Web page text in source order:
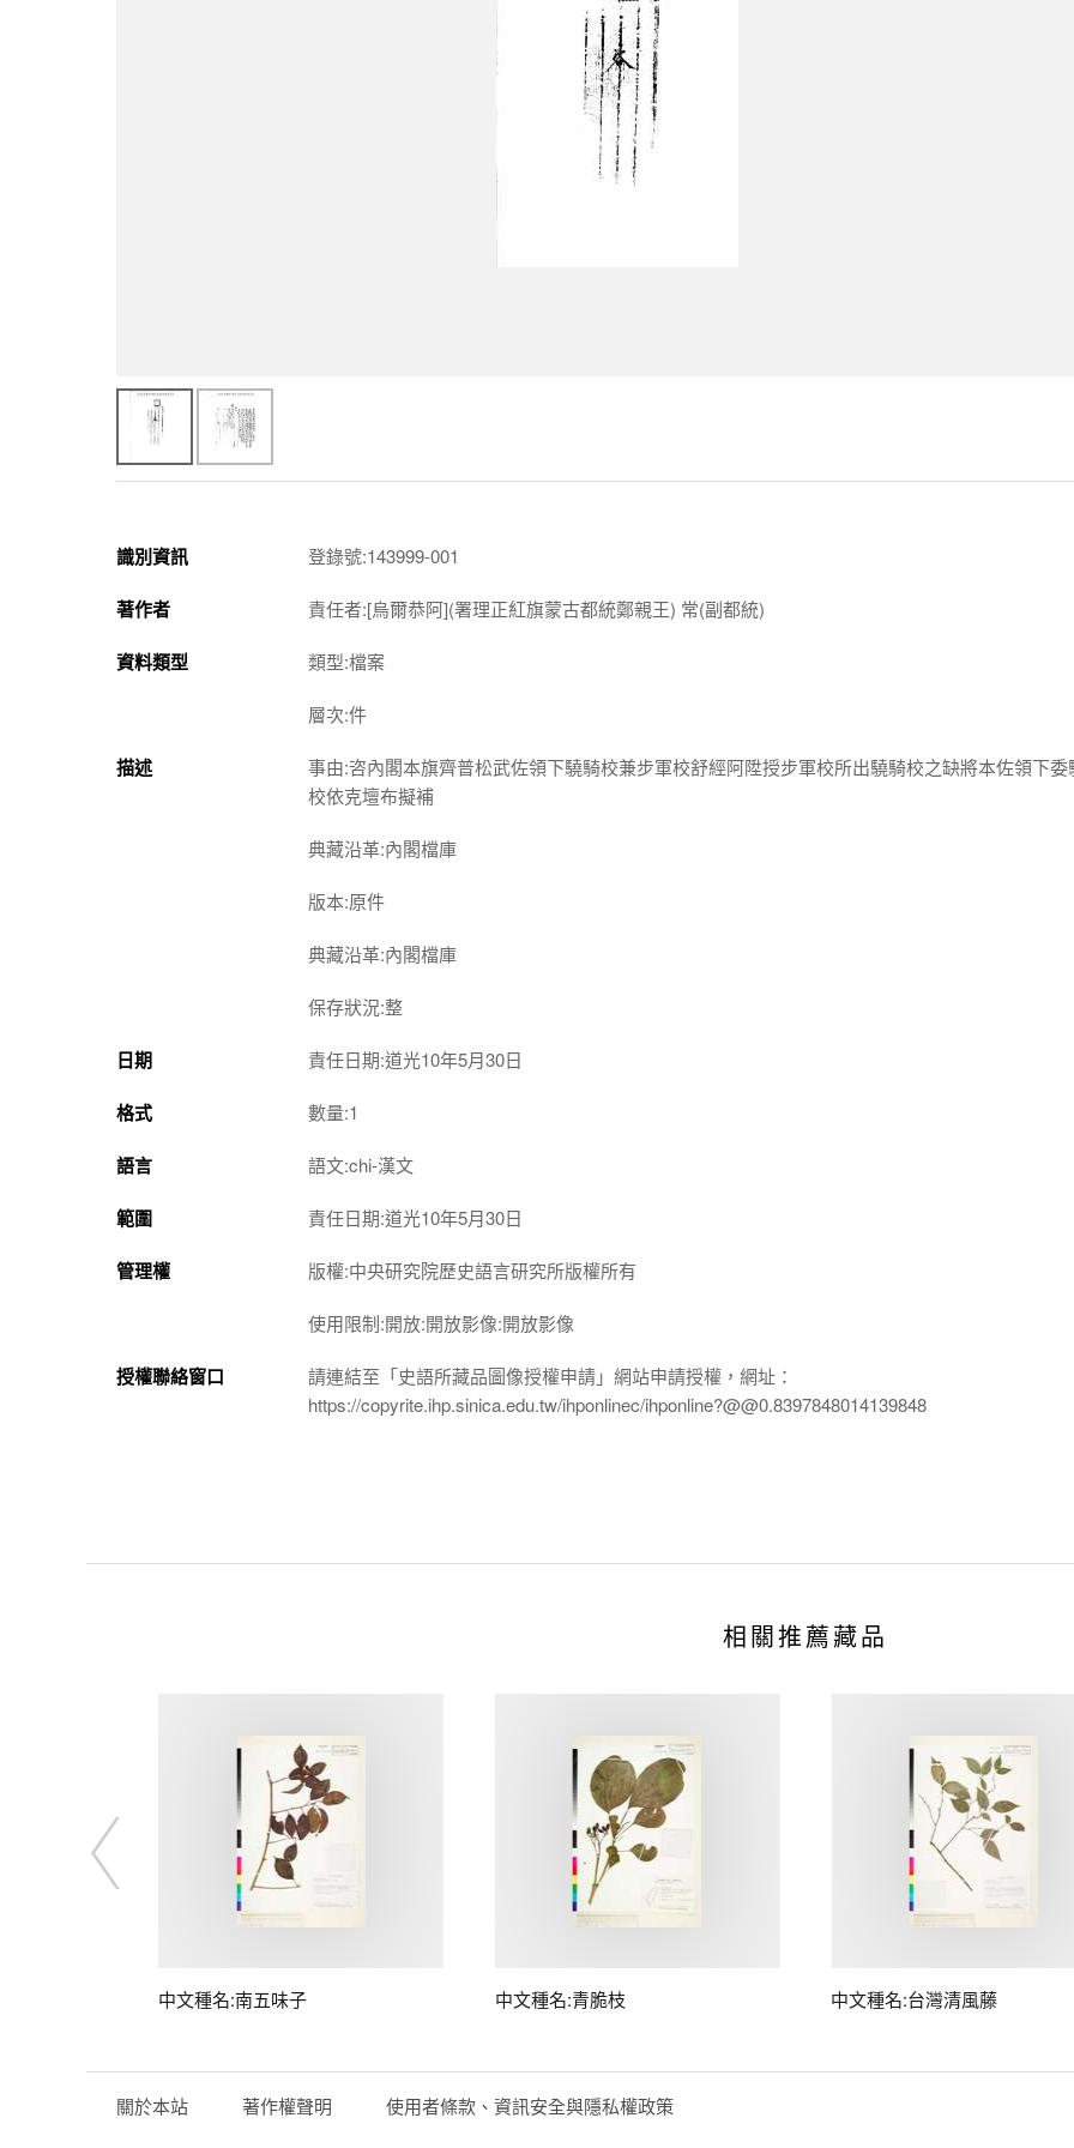
識別資訊 登錄號:143999-001
著作者 責任者:[烏爾恭阿](署理正紅旗蒙古都統鄭親王) 常(副都統)
資料類型 類型:檔案
層次:件
描述
事由:咨內閣本旗齊普松武佐領下驍騎校兼步軍校舒經阿陞授步軍校所出驍騎校之缺將本佐領下委
校依克壇布擬補
典藏沿革:內閣檔庫
版本:原件
典藏沿革:內閣檔庫
保存狀況:整
日期 責任日期:道光10年5月30日
格式 數量:1
語言 語文:chi-漢文
範圍 責任日期:道光10年5月30日
管理權 版權:中央研究院歷史語言研究所版權所有
使用限制:開放:開放影像:開放影像
授權聯絡窗口
請連結至「史語所藏品圖像授權申請」網站申請授權，網址：
https://copyrite.ihp.sinica.edu.tw/ihponlinec/ihponline?@@0.8397848014139848
相關推薦藏品
中文種名:南五味子 中文種名:青脆枝 中文種名:台灣清風藤
關於本站 著作權聲明 使用者條款、資訊安全與隱私權政策